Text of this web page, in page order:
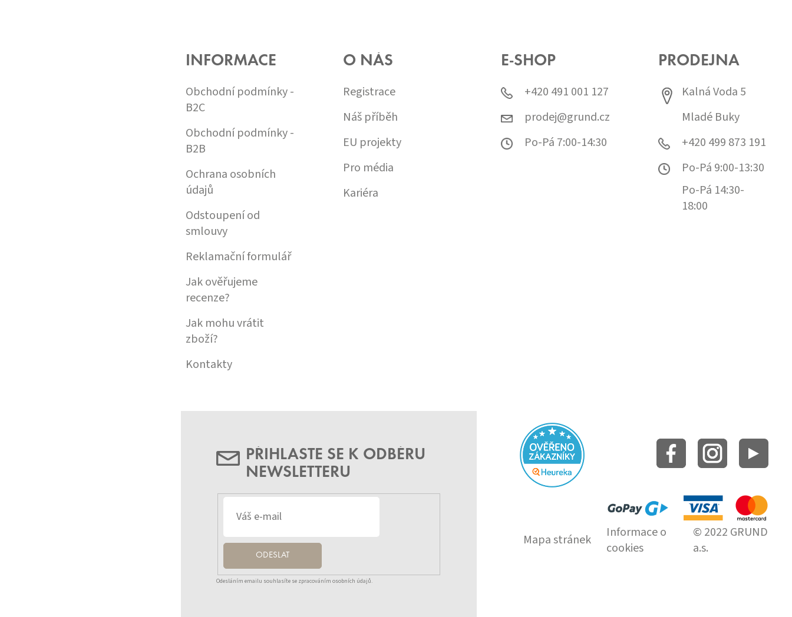
INFORMACE
Obchodní podmínky -
B2C
Obchodní podmínky -
B2B
Ochrana osobních
údajů
Odstoupení od
smlouvy
Reklamační formulář
Jak ověřujeme
recenze?
Jak mohu vrátit
zboží?
Kontakty
O NÁS
Registrace
Náš příběh
EU projekty
Pro média
Kariéra
E-SHOP
+420 491 001 127
prodej@grund.cz
Po-Pá 7:00-14:30
PRODEJNA
Kalná Voda 5
Mladé Buky
+420 499 873 191
Po-Pá 9:00-13:30
Po-Pá 14:30-
18:00
PŘIHLASTE SE K ODBĚRU
NEWSLETTERU
ODESLAT
Odesláním emailu souhlasíte se zpracováním osobních údajů.
Mapa stránek
Informace o
cookies
© 2022 GRUND
a.s.